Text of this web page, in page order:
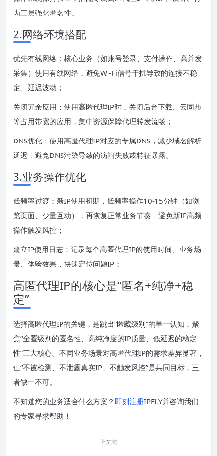
为三层强化匿名性。
2.网络环境搭配
优先有线网络：核心业务（如账号登录、支付操作、高并发
采集）使用有线网络，避免Wi-Fi信号干扰导致的连接不稳
定、延迟波动；
关闭冗余应用：使用高匿代理IP时，关闭后台下载、云同步
等占用带宽的应用，集中资源保障代理转发流畅；
DNS优化：使用高匿代理IP对应的专属DNS，减少域名解析
延迟，避免DNS污染导致的访问失败或特征暴露。
3.业务操作优化
低频率过渡：新IP使用初期，低频率操作10-15分钟（如浏
览页面、少量互动），再恢复正常业务节奏，避免新IP高频
操作触发风控；
建立IP使用日志：记录每个高匿代理IP的使用时间、业务场
景、体验效果，快速定位问题IP；
高匿代理IP的核心是“匿名+纯净+稳
定”
选择高匿代理IP的关键，是跳出“匿藏级别”的单一认知，聚
焦“全匿级别的匿名性、高纯净度的IP质量、低延迟的稳定
性”三大核心。不同业务场景对高匿代理IP的需求差异显著，
但“不被检测、不泄露真实IP、不触发风控”是共同目标，三
者缺一不可。
不知道您的业务适合什么方案？ 即刻注册IPFLY并咨询我们
的专家寻求帮助！
正文完